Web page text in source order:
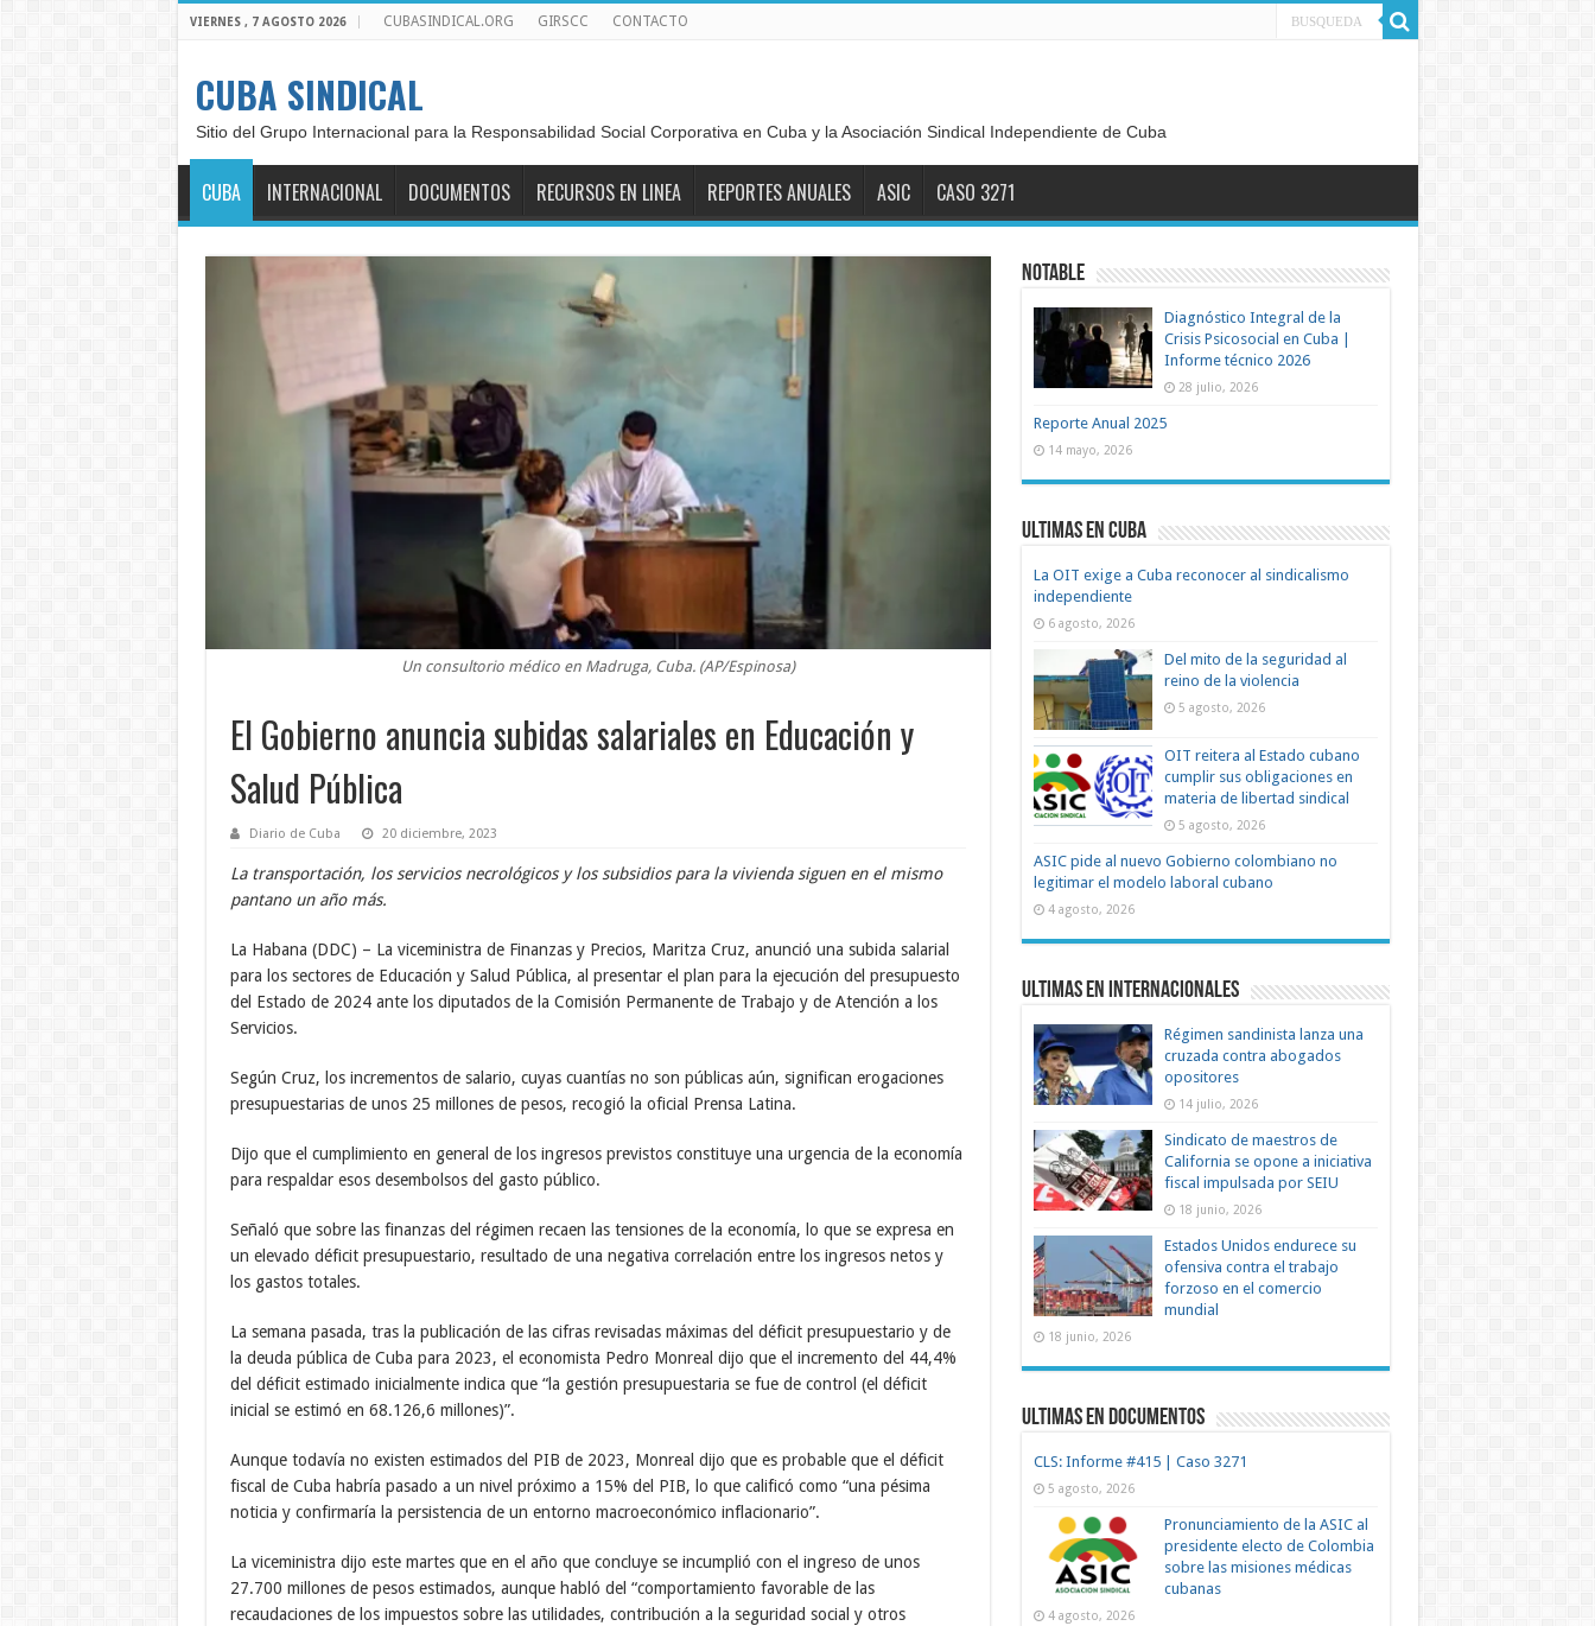
VIERNES , 7 AGOSTO 2026 CUBASINDICAL.ORG GIRSCC CONTACTO
CUBA SINDICAL
Sitio del Grupo Internacional para la Responsabilidad Social Corporativa en Cuba y la Asociación Sindical Independiente de Cuba
CUBA INTERNACIONAL DOCUMENTOS RECURSOS EN LINEA REPORTES ANUALES ASIC CASO 3271
Un consultorio médico en Madruga, Cuba. (AP/Espinosa)
El Gobierno anuncia subidas salariales en Educación y
Salud Pública
Diario de Cuba 20 diciembre, 2023
La transportación, los servicios necrológicos y los subsidios para la vivienda siguen en el mismo
pantano un año más.
La Habana (DDC) – La viceministra de Finanzas y Precios, Maritza Cruz, anunció una subida salarial
para los sectores de Educación y Salud Pública, al presentar el plan para la ejecución del presupuesto
del Estado de 2024 ante los diputados de la Comisión Permanente de Trabajo y de Atención a los
Servicios.
Según Cruz, los incrementos de salario, cuyas cuantías no son públicas aún, significan erogaciones
presupuestarias de unos 25 millones de pesos, recogió la oficial Prensa Latina.
Dijo que el cumplimiento en general de los ingresos previstos constituye una urgencia de la economía
para respaldar esos desembolsos del gasto público.
Señaló que sobre las finanzas del régimen recaen las tensiones de la economía, lo que se expresa en
un elevado déficit presupuestario, resultado de una negativa correlación entre los ingresos netos y
los gastos totales.
La semana pasada, tras la publicación de las cifras revisadas máximas del déficit presupuestario y de
la deuda pública de Cuba para 2023, el economista Pedro Monreal dijo que el incremento del 44,4%
del déficit estimado inicialmente indica que “la gestión presupuestaria se fue de control (el déficit
inicial se estimó en 68.126,6 millones)”.
Aunque todavía no existen estimados del PIB de 2023, Monreal dijo que es probable que el déficit
fiscal de Cuba habría pasado a un nivel próximo a 15% del PIB, lo que calificó como “una pésima
noticia y confirmaría la persistencia de un entorno macroeconómico inflacionario”.
La viceministra dijo este martes que en el año que concluye se incumplió con el ingreso de unos
27.700 millones de pesos estimados, aunque habló del “comportamiento favorable de las
recaudaciones de los impuestos sobre las utilidades, contribución a la seguridad social y otros
Notable
Diagnóstico Integral de la
Crisis Psicosocial en Cuba |
Informe técnico 2026
28 julio, 2026
Reporte Anual 2025
14 mayo, 2026
Ultimas en Cuba
La OIT exige a Cuba reconocer al sindicalismo
independiente
6 agosto, 2026
Del mito de la seguridad al
reino de la violencia
5 agosto, 2026
OIT reitera al Estado cubano
cumplir sus obligaciones en
materia de libertad sindical
5 agosto, 2026
ASIC pide al nuevo Gobierno colombiano no
legitimar el modelo laboral cubano
4 agosto, 2026
Ultimas en Internacionales
Régimen sandinista lanza una
cruzada contra abogados
opositores
14 julio, 2026
Sindicato de maestros de
California se opone a iniciativa
fiscal impulsada por SEIU
18 junio, 2026
Estados Unidos endurece su
ofensiva contra el trabajo
forzoso en el comercio
mundial
18 junio, 2026
Ultimas en documentos
CLS: Informe #415 | Caso 3271
5 agosto, 2026
Pronunciamiento de la ASIC al
presidente electo de Colombia
sobre las misiones médicas
cubanas
4 agosto, 2026